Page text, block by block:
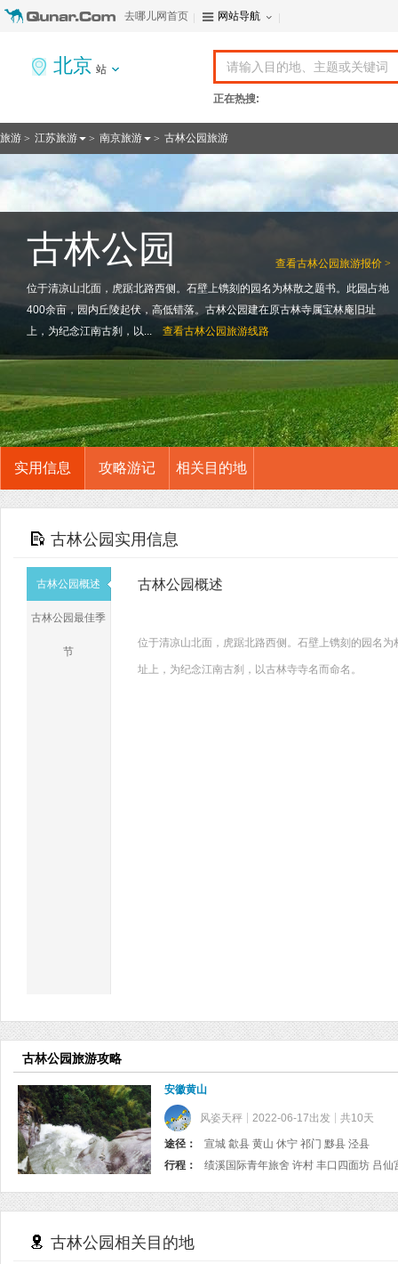
去哪儿网首页 网站导航
北京 站
正在热搜:
旅游 > 江苏旅游 > 南京旅游 > 古林公园旅游
查看古林公园旅游报价 >
古林公园
位于清凉山北面，虎踞北路西侧。石壁上镌刻的园名为林散之题书。此园占地
400余亩，园内丘陵起伏，高低错落。古林公园建在原古林寺属宝林庵旧址
上，为纪念江南古刹，以...
查看古林公园旅游线路
实用信息 攻略游记 相关目的地
古林公园实用信息
古林公园概述
古林公园最佳季
节
古林公园概述
位于清凉山北面，虎踞北路西侧。石壁上镌刻的园名
址上，为纪念江南古刹，以古林寺寺名而命名。
古林公园旅游攻略
安徽黄山
风姿天秤 2022-06-17出发 共10天
途径：
宣城 歙县 黄山 休宁 祁门 黟县 泾县
行程：
绩溪国际青年旅舍 许村
古林公园相关目的地